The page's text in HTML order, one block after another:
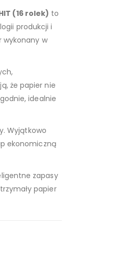
(16 rolek) to
produkcji i
wykonany w
że papier nie
idealnie
Wyjątkowo
ekonomiczną
zapasy
papier